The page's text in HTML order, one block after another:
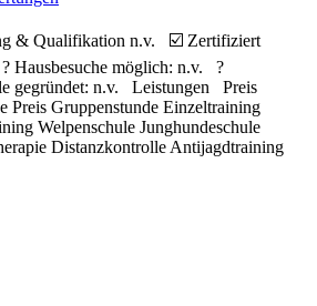
& Qualifikation n.v. ☑️ Zertifiziert
Hausbesuche möglich: n.v. ?
gegründet: n.v. Leistungen Preis
Preis Gruppenstunde Einzeltraining
Welpenschule Junghundeschule
Distanzkontrolle Antijagdtraining